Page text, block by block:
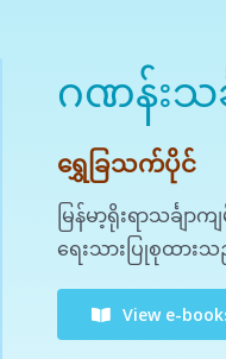
ဂဏန်းသင်္
ရွှေခြသက်ပိုင်
မြန်မာ့ရိုးရာသင်္ချ
ရေးသားပြုစုထား
View e-